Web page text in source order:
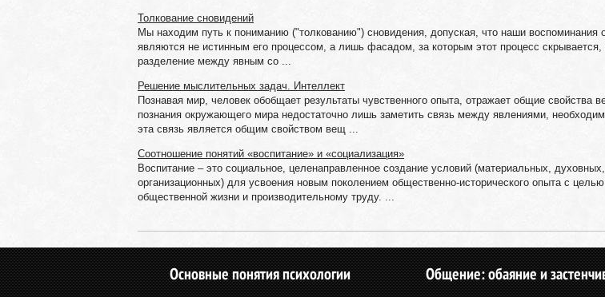
Толкование сновидений
Мы находим путь к пониманию ("толкованию") сновидения, допуская, что наши воспоминания
являются не истинным его процессом, а лишь фасадом, за которым этот процесс
разделение между явным со ...
Решение мыслительных задач. Интеллект
Познавая мир, человек обобщает результаты чувственного опыта, отражает общие свойства
познания окружающего мира недостаточно лишь заметить связь между явлениями,
эта связь является общим свойством вещ ...
Соотношение понятий «воспитание» и «социализация»
Воспитание – это социальное, целенаправленное создание условий (материальных, духовных,
организационных) для усвоения новым поколением общественно-исторического опыта с целью
общественной жизни и производительному труду. ...
Основные понятия психологии Общение: обаяние и